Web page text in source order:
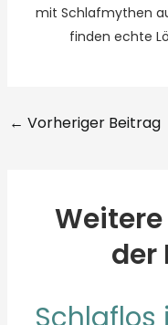
mit Schlafmythen
finden echte
← Vorheriger Beitrag
der
Schlaflos